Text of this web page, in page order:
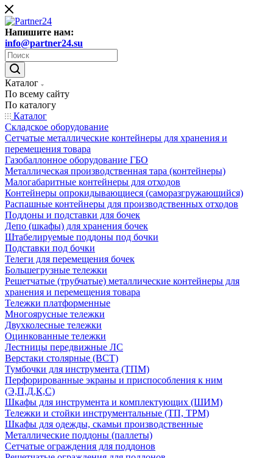
Напишите нам:
info@partner24.su
Каталог
По всему сайту
По каталогу
Каталог
Складское оборудование
Сетчатые металлические контейнеры для хранения и
перемещения товара
Газобаллонное оборудование ГБО
Металлическая производственная тара (контейнеры)
Малогабаритные контейнеры для отходов
Контейнеры опрокидывающиеся (саморазгружающийся)
Распашные контейнеры для производственных отходов
Поддоны и подставки для бочек
Депо (шкафы) для хранения бочек
Штабелируемые поддоны под бочки
Подставки под бочки
Телеги для перемещения бочек
Большегрузные тележки
Решетчатые (трубчатые) металлические контейнеры для
хранения и перемещения товара
Тележки платформенные
Многоярусные тележки
Двухколесные тележки
Оцинкованные тележки
Лестницы передвижные ЛС
Верстаки столярные (ВСТ)
Тумбочки для инструмента (ТПМ)
Перфорированные экраны и приспособления к ним
(Э,П,Д,К,С)
Шкафы для инструмента и комплектующих (ШИМ)
Тележки и стойки инструментальные (ТП, ТРМ)
Шкафы для одежды, скамьи производственные
Металлические поддоны (паллеты)
Сетчатые ограждения для поддонов